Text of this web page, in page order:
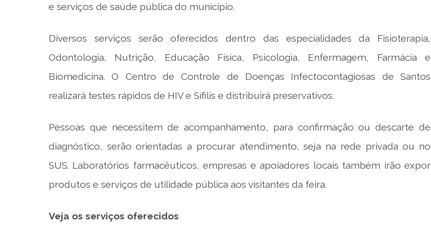
e serviços de saúde pública do município.
Diversos serviços serão oferecidos dentro das especialidades da Fisioterapia,
Odontologia, Nutrição, Educação Física, Psicologia, Enfermagem, Farmácia e
Biomedicina. O Centro de Controle de Doenças Infectocontagiosas de Santos
realizará testes rápidos de HIV e Sífilis e distribuirá preservativos.
Pessoas que necessitem de acompanhamento, para confirmação ou descarte de
diagnóstico, serão orientadas a procurar atendimento, seja na rede privada ou no
SUS. Laboratórios farmacêuticos, empresas e apoiadores locais também irão expor
produtos e serviços de utilidade pública aos visitantes da feira.
Veja os serviços oferecidos